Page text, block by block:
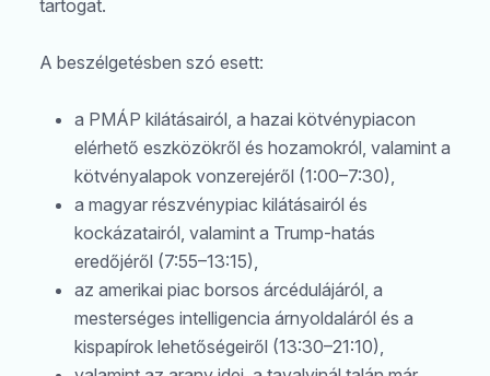
tartogat.
A beszélgetésben szó esett:
a PMÁP kilátásairól, a hazai kötvénypiacon
elérhető eszközökről és hozamokról, valamint a
kötvényalapok vonzerejéről (1:00–7:30),
a magyar részvénypiac kilátásairól és
kockázatairól, valamint a Trump-hatás
eredőjéről (7:55–13:15),
az amerikai piac borsos árcédulájáról, a
mesterséges intelligencia árnyoldaláról és a
kispapírok lehetőségeiről (13:30–21:10),